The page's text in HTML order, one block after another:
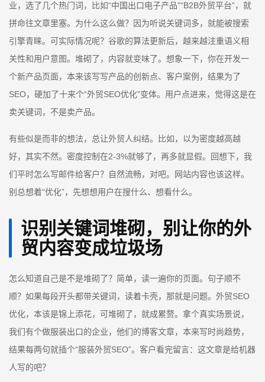
业，选了几个热门词，比如“中国出口电子产品”“B2B外贸平台”，就
拼命往文章里塞。为什么这么做？因为听说关键词多，就能被搜索
引擎青睐。可实际情况呢？谷歌的算法更新后，越来越注重语义相
关性和用户意图。堆砌了，内容就变味了。想象一下，你在开发一
个新产品页面，本来该写写产品的创新点、客户案例，结果为了
SEO，硬加了十来个“外贸SEO优化”变体。用户点进来，觉得这是在
卖关键词，不是卖产品。
有些似是而非的想法，总让外贸人纠结。比如，以为密度越高越
好，其实不然。密度控制在2-3%就够了，再多就显假。回想下，我
们平时怎么写邮件给客户？自然流畅，对吧。网站内容也该这样。
别总想着“优化”，先想想用户在搜什么、想看什么。
识别关键词堆砌，别让你的外
贸内容变成垃圾场
怎么知道自己是不是堆砌了？简单，读一遍你的页面。句子顺不
顺？如果每段开头都带关键词，读着卡壳，那就是问题。外贸SEO
优化，本该是锦上添花，可堆砌了，就成累赘。拿个真实场景说，
我们有个做服装出口的企业，他们的博客文章，本来写时尚趋势，
结果每两句就插个“服装外贸SEO”。客户看完留言：这文章是给机器
人写的吧？